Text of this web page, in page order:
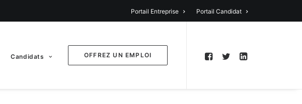
Portail Entreprise Portail Candidat
Candidats OFFREZ UN EMPLOI